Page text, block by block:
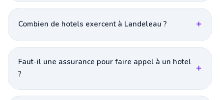
Combien de hotels exercent à Landeleau ?
Faut-il une assurance pour faire appel à un hotel
?